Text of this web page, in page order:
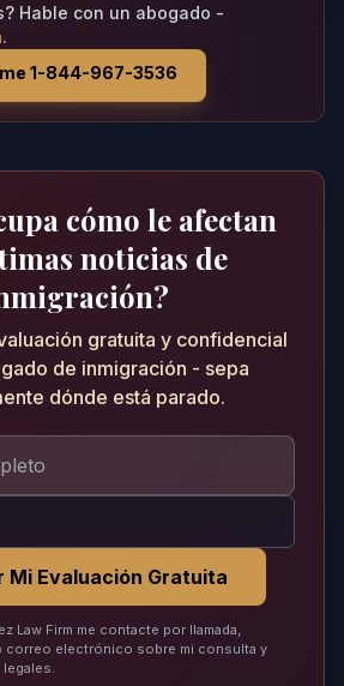
Hable con un abogado -
1-844-967-3536
cómo le afectan
noticias de
gratuita y confidencial
de inmigración - sepa
dónde está parado.
Mi Evaluación Gratuita
Law Firm me contacte por llamada,
correo electrónico sobre mi consulta y